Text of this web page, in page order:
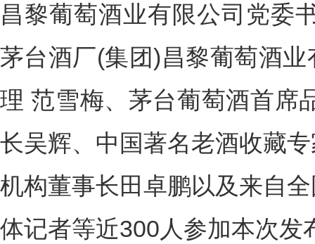
昌黎葡萄酒业有限公司党委
茅台酒厂(集团)昌黎葡萄酒
理 范雪梅、茅台葡萄酒首席
长吴辉、中国著名老酒收藏
机构董事长田卓鹏以及来自
体记者等近300人参加本次发